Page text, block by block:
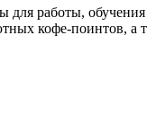
для работы,
кофе-поинтов, а